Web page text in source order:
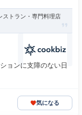
ストラン・専門料理店
ョンに支障のない日
気になる